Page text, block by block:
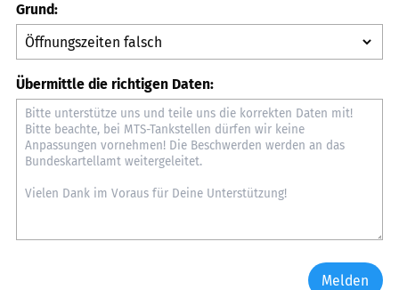
Grund:
Übermittle die richtigen Daten:
Melden